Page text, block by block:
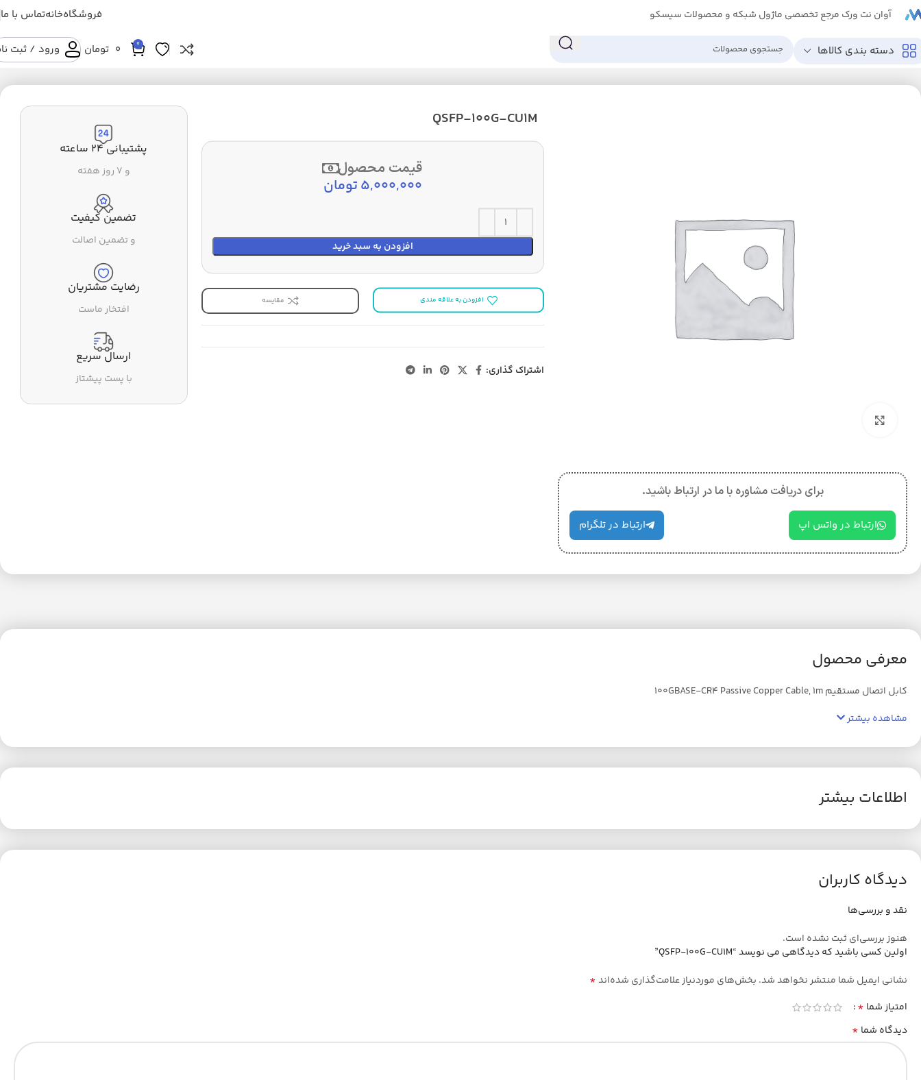
آوان نت ورک مرجع تخصصی ماژول شبکه و محصولات سیسکو فروشگاهخانهتماس با ما
دسته بندی کالاها 0
0 تومان ورود / ثبت
برای دریافت مشاوره با ما در ارتباط باشید.
ارتباط در واتس اپ ارتباط در تلگرام
QSFP-100G-CU1M
قیمت محصول
5,000,000تومان
افزودن به سبد خرید
افزودن به علاقه مندی مقایسه
اشتراک گذاری:
پشتیبانی ۲۴ ساعته
و ۷ روز هفته
تضمین کیفیت
و تضمین اصالت
رضایت مشتریان
افتخار ماست
ارسال سریع
با پست پیشتاز
معرفی محصول
کابل اتصال مستقیم 100GBASE-CR4 Passive Copper Cable, 1m
مشاهده بیشتر
اطلاعات بیشتر
دیدگاه کاربران
نقد و بررسی‌ها
هنوز بررسی‌ای ثبت نشده است.
اولین کسی باشید که دیدگاهی می نویسد “QSFP-100G-CU1M”
نشانی ایمیل شما منتشر نخواهد شد. بخش‌های موردنیاز علامت‌گذاری شده‌اند*
امتیاز شما *
دیدگاه شما *